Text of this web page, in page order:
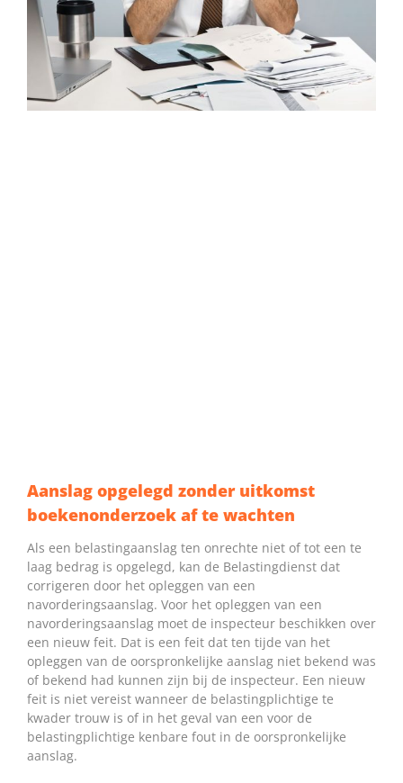
Aanslag opgelegd zonder uitkomst
boekenonderzoek af te wachten
Als een belastingaanslag ten onrechte niet of tot een te
laag bedrag is opgelegd, kan de Belastingdienst dat
corrigeren door het opleggen van een
navorderingsaanslag. Voor het opleggen van een
navorderingsaanslag moet de inspecteur beschikken over
een nieuw feit. Dat is een feit dat ten tijde van het
opleggen van de oorspronkelijke aanslag niet bekend was
of bekend had kunnen zijn bij de inspecteur. Een nieuw
feit is niet vereist wanneer de belastingplichtige te
kwader trouw is of in het geval van een voor de
belastingplichtige kenbare fout in de oorspronkelijke
aanslag.